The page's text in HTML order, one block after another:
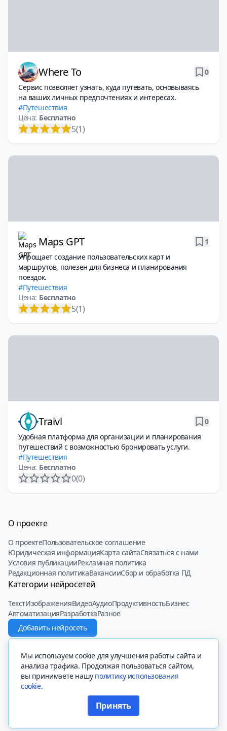
Фильтр нейросетей
Where To
0
Сервис позволяет узнать, куда путевать, основываясь
на ваших личных предпочтениях и интересах.
Путешествия
Цена: Бесплатно
5(1)
Maps GPT
1
Упрощает создание пользовательских карт и
маршрутов, полезен для бизнеса и планирования
поездок.
Путешествия
Цена: Бесплатно
5(1)
Traivl
0
Удобная платформа для организации и планирования
путешествий с возможностью бронировать услуги.
Путешествия
Цена: Бесплатно
0(0)
О проекте
О проектеПользовательское соглашение
Юридическая информацияКарта сайтаСвязаться с нами
Условия публикацииРекламная политика
Редакционная политикаВакансииСбор и обработка ПД
Категории нейросетей
ТекстИзображенияВидеоАудиоПродуктивностьБизнес
АвтоматизацияРазработкаРазное
Добавить нейросеть
Вся представленная на сайте информация, касающаяся описаний
сайтов, их функционала и стоимости платных функций, носит
информационный характер и ни при каких условиях не является
публичной офертой, определяемой положениями Статьи 437 (2)
Гражданского кодекса РФ.
Мы используем cookie для улучшения работы сайта и
анализа трафика. Продолжая пользоваться сайтом,
вы принимаете нашу политику использования
cookie.
Принять